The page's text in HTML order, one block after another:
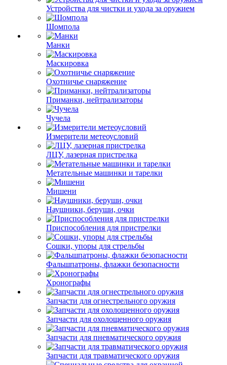
Устройства для чистки и ухода за оружием
Шомпола
Манки
Маскировка
Охотничье снаряжение
Приманки, нейтрализаторы
Чучела
Измерители метеоусловий
ЛЦУ, лазерная пристрелка
Метательные машинки и тарелки
Мишени
Наушники, беруши, очки
Приспособления для пристрелки
Сошки, упоры для стрельбы
Фальшпатроны, флажки безопасности
Хронографы
Запчасти для огнестрельного оружия
Запчасти для охолощенного оружия
Запчасти для пневматического оружия
Запчасти для травматического оружия